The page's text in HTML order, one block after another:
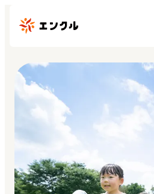
保育園・幼稚園を探す
地図から探す
マイページ